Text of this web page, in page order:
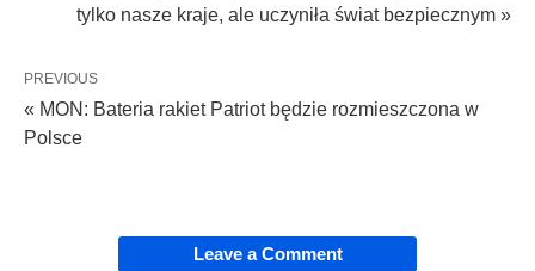
tylko nasze kraje, ale uczyniła świat bezpiecznym »
PREVIOUS
« MON: Bateria rakiet Patriot będzie rozmieszczona w
Polsce
Leave a Comment